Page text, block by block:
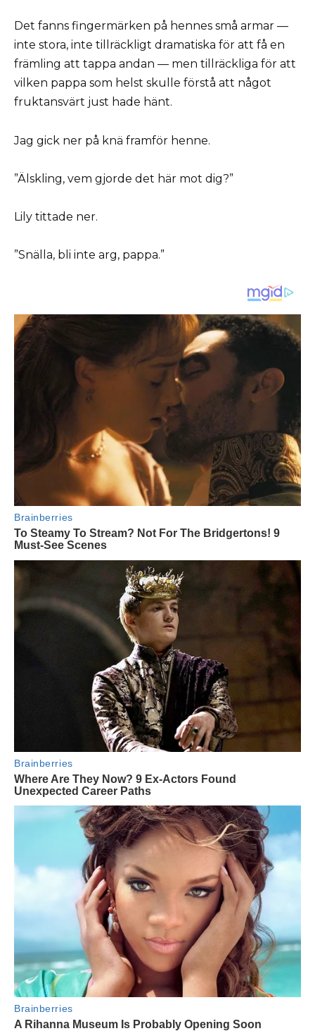
Det fanns fingermärken på hennes små armar —
inte stora, inte tillräckligt dramatiska för att få en
främling att tappa andan — men tillräckliga för att
vilken pappa som helst skulle förstå att något
fruktansvärt just hade hänt.
Jag gick ner på knä framför henne.
”Älskling, vem gjorde det här mot dig?”
Lily tittade ner.
”Snälla, bli inte arg, pappa.”